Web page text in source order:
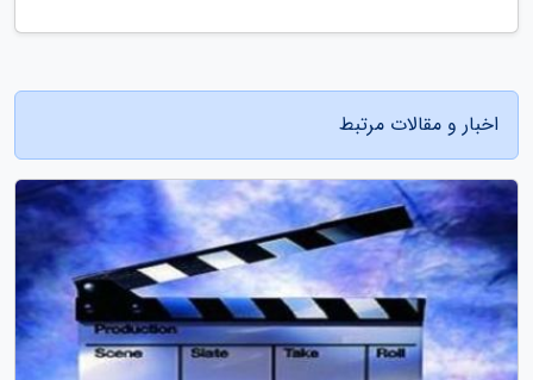
اخبار و مقالات مرتبط